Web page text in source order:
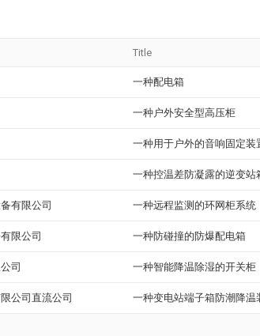
Title
一种配电箱
一种户外安全型高压柜
一种用于户外的音响固定装
一种控温差防凝露的逆变站
有限公司 一种远程监测的环网柜系统
限公司 一种防碰撞的防爆配电箱
司 一种智能降温除湿的开关柜
公司直流公司 一种变电站端子箱防潮降温